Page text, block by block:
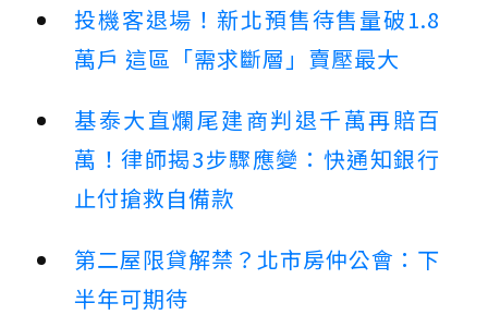
投機客退場！新北預售待售量破1.8
萬戶 這區「需求斷層」賣壓最大
基泰大直爛尾建商判退千萬再賠百
萬！律師揭3步驟應變：快通知銀行
止付搶救自備款
第二屋限貸解禁？北市房仲公會：下
半年可期待